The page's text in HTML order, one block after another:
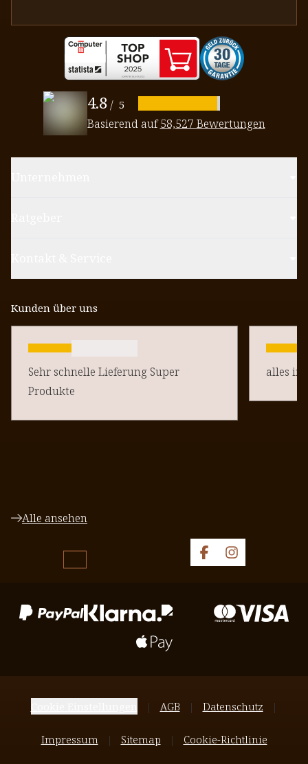
4.8 / 5
Basierend auf58,527 Bewertungen
Kunden über uns
Sehr schnelle Lieferung Super
Produkte
alles in
Alle ansehen
AGB Datenschutz
Impressum Sitemap Cookie-Richtlinie